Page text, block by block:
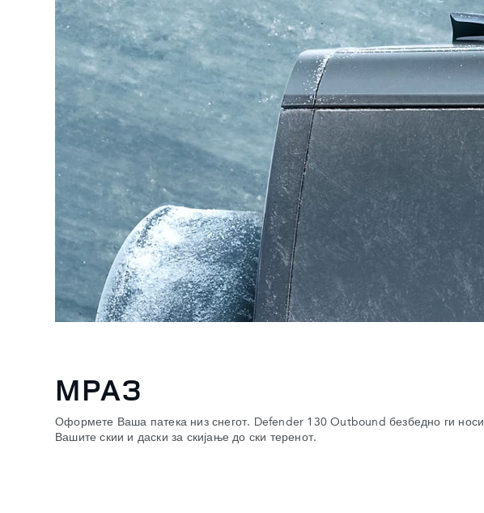
МРАЗ
Оформете Ваша патека низ снегот. Defender 130 Outbound безбедно ги носи
Вашите скии и даски за скијање до ски теренот.